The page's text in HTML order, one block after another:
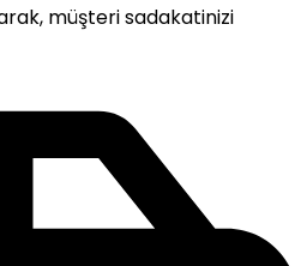
müşteri sadakatinizi